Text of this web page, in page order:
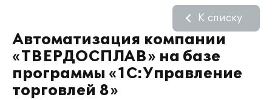
Автоматизация компании
«ТВЕРДОСПЛАВ» на базе
программы «1С:Управление
торговлей 8»
К списку